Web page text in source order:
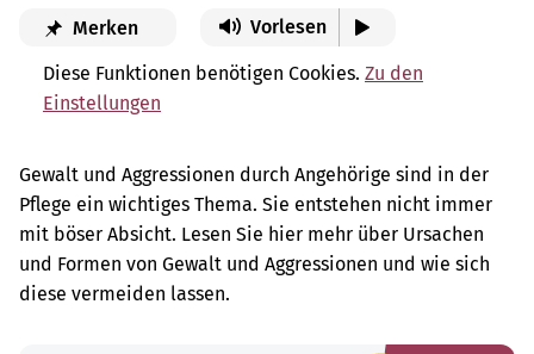
Merken Vorlesen
Diese Funktionen benötigen Cookies. Zu den
Einstellungen
Gewalt und Aggressionen durch Angehörige sind in der
Pflege ein wichtiges Thema. Sie entstehen nicht immer
mit böser Absicht. Lesen Sie hier mehr über Ursachen
und Formen von Gewalt und Aggressionen und wie sich
diese vermeiden lassen.